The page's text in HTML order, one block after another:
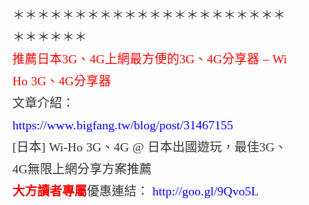
＊＊＊＊＊＊＊＊＊＊＊＊＊＊＊＊＊＊＊＊＊＊
＊＊＊＊＊＊
推薦日本3G、4G上網最方便的3G、4G分享器 – Wi
Ho 3G、4G分享器
文章介紹：
https://www.bigfang.tw/blog/post/31467155
[日本] Wi-Ho 3G、4G @ 日本出國遊玩，最佳3G、
4G無限上網分享方案推薦
大方讀者專屬優惠連結： http://goo.gl/9Qvo5L